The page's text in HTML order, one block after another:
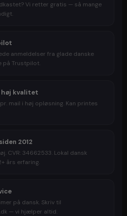
Vi retter gratis — så mange
anmeldelser fra glade danske
på Trustpilot.
høj kvalitet
mail i høj opløsning. Kan printes
2012
CVR: 34662533. Lokal dansk
års erfaring.
på dansk. Skriv til
— vi hjælper altid.